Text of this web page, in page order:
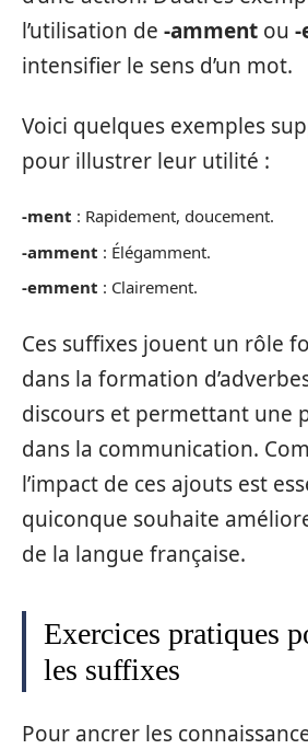
l’utilisation de -amment ou -
intensifier le sens d’un mot.
Voici quelques exemples
pour illustrer leur utilité :
-ment : Rapidement, doucement.
-amment : Élégamment.
-emment : Clairement.
Ces suffixes jouent un rôle
dans la formation
discours et permettant une
dans la communication.
l’impact de ces ajouts est
quiconque souhaite
de la langue française.
Exercices pratiques
les suffixes
Pour ancrer les